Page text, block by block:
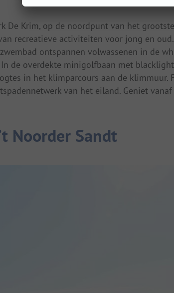
De Krim, op de noordpunt van het
recreatieve activiteiten voor jong en
ontspannen volwassenen in de
de overdekte minigolfbaan met
in het klimparcours aan de klimmuur.
van het eiland. Geniet
Noorder Sandt